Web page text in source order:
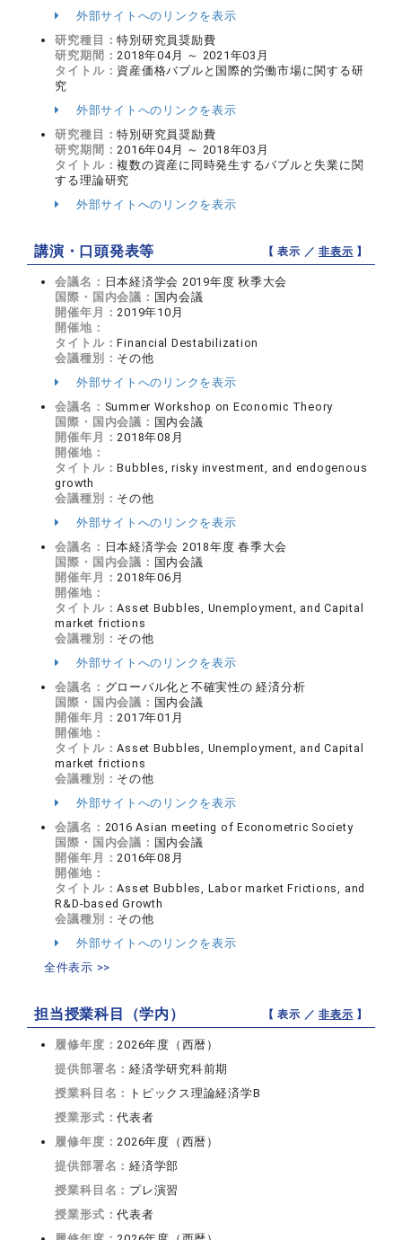
外部サイトへのリンクを表示
研究種目：特別研究員奨励費
研究期間：2018年04月 ～ 2021年03月
タイトル： 資産価格バブルと国際的労働市場に関する研
究
外部サイトへのリンクを表示
研究種目：特別研究員奨励費
研究期間：2016年04月 ～ 2018年03月
タイトル：複数の資産に同時発生するバブルと失業に関
する理論研究
外部サイトへのリンクを表示
講演・口頭発表等 【 表示 ／非表示 】
会議名： 日本経済学会 2019年度 秋季大会
国際・国内会議： 国内会議
開催年月：2019年10月
開催地：
タイトル：Financial Destabilization
会議種別： その他
外部サイトへのリンクを表示
会議名： Summer Workshop on Economic Theory
国際・国内会議： 国内会議
開催年月：2018年08月
開催地：
タイトル：Bubbles, risky investment, and endogenous
growth
会議種別： その他
外部サイトへのリンクを表示
会議名： 日本経済学会 2018年度 春季大会
国際・国内会議： 国内会議
開催年月：2018年06月
開催地：
タイトル：Asset Bubbles, Unemployment, and Capital
market frictions
会議種別： その他
外部サイトへのリンクを表示
会議名： グローバル化と不確実性の 経済分析
国際・国内会議： 国内会議
開催年月：2017年01月
開催地：
タイトル：Asset Bubbles, Unemployment, and Capital
market frictions
会議種別： その他
外部サイトへのリンクを表示
会議名： 2016 Asian meeting of Econometric Society
国際・国内会議： 国内会議
開催年月：2016年08月
開催地：
タイトル：Asset Bubbles, Labor market Frictions, and
R&D-based Growth
会議種別： その他
外部サイトへのリンクを表示
全件表示 >>
担当授業科目（学内） 【 表示 ／非表示 】
履修年度：2026年度（西暦）
提供部署名：経済学研究科前期
授業科目名：
トピックス理論経済学B
授業形式：代表者
履修年度：2026年度（西暦）
提供部署名：経済学部
授業科目名： プレ演習
授業形式：代表者